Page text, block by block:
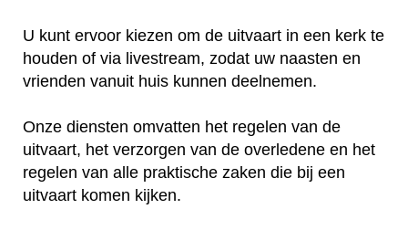
U kunt ervoor kiezen om de uitvaart in een kerk te
houden of via livestream, zodat uw naasten en
vrienden vanuit huis kunnen deelnemen.
Onze diensten omvatten het regelen van de
uitvaart, het verzorgen van de overledene en het
regelen van alle praktische zaken die bij een
uitvaart komen kijken.